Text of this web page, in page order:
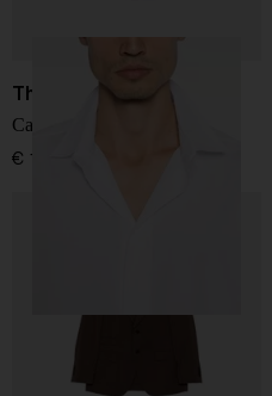
The Row
Camicia in cotone Nilo
€ 1.460,00